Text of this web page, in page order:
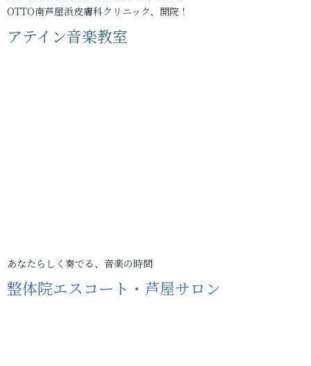
OTTO南芦屋浜皮膚科クリニック、開院！
アテイン音楽教室
あなたらしく奏でる、音楽の時間
整体院エスコート・芦屋サロン